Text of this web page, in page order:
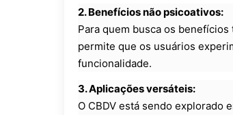
2. Benefícios não psicoativos:
Para quem busca os
permite que os usuários
funcionalidade.
3. Aplicações versáteis:
O CBDV está sendo explorado